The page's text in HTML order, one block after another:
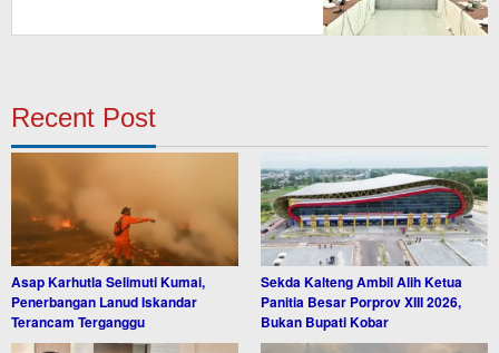
Recent Post
Asap Karhutla Selimuti Kumai,
Penerbangan Lanud Iskandar
Terancam Terganggu
Sekda Kalteng Ambil Alih Ketua
Panitia Besar Porprov XIII 2026,
Bukan Bupati Kobar